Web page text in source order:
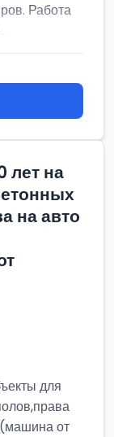
Работа
лет на
на авто
для
от